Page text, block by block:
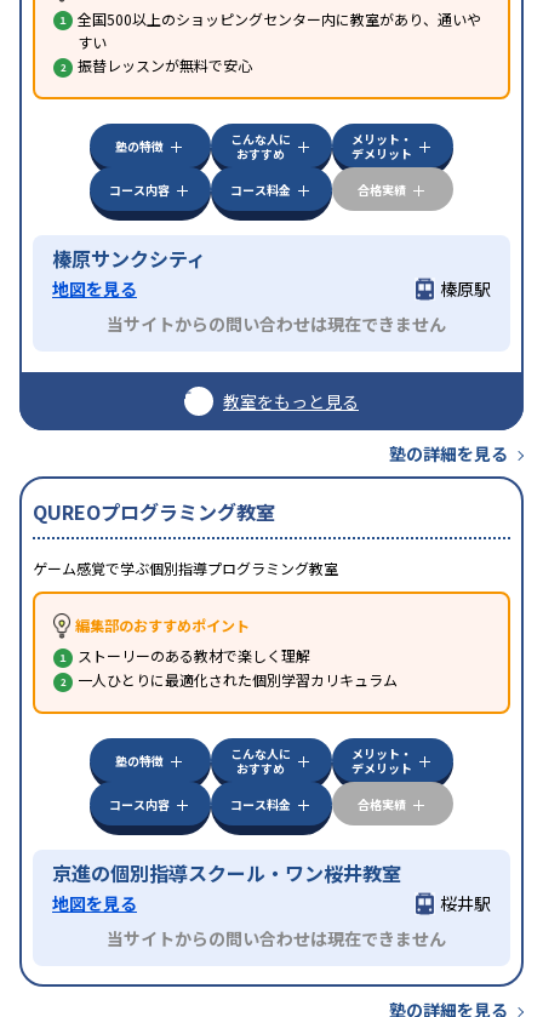
全国500以上のショッピングセンター内に教室があり、通いや
すい
振替レッスンが無料で安心
塾の特徴
こんな人に
おすすめ
メリット・
デメリット
コース内容
コース料金 合格実績
榛原サンクシティ
地図を見る
榛原駅
当サイトからの問い合わせは現在できません
教室をもっと見る
塾の詳細を見る
QUREOプログラミング教室
ゲーム感覚で学ぶ個別指導プログラミング教室
編集部のおすすめポイント
ストーリーのある教材で楽しく理解
一人ひとりに最適化された個別学習カリキュラム
塾の特徴
こんな人に
おすすめ
メリット・
デメリット
コース内容
コース料金 合格実績
京進の個別指導スクール・ワン桜井教室
地図を見る
桜井駅
当サイトからの問い合わせは現在できません
塾の詳細を見る